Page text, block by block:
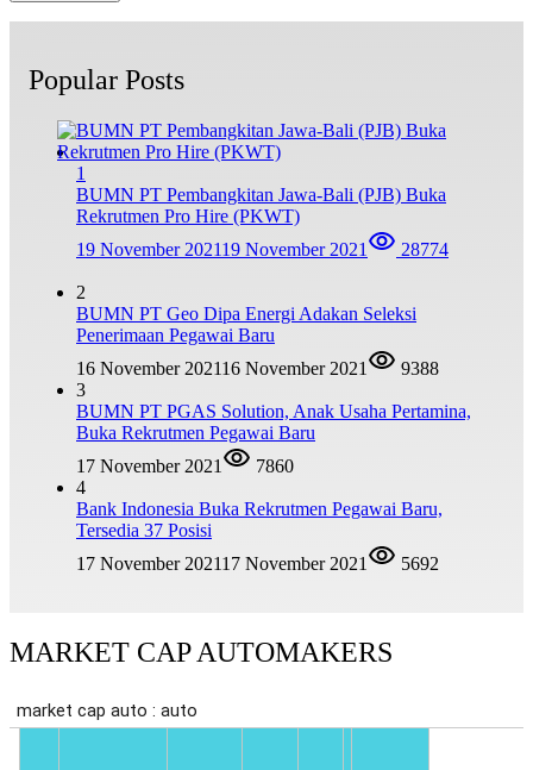
Popular Posts
1
BUMN PT Pembangkitan Jawa-Bali (PJB) Buka
Rekrutmen Pro Hire (PKWT)
19 November 202119 November 2021 28774
2
BUMN PT Geo Dipa Energi Adakan Seleksi
Penerimaan Pegawai Baru
16 November 202116 November 2021
9388
3
BUMN PT PGAS Solution, Anak Usaha Pertamina,
Buka Rekrutmen Pegawai Baru
17 November 2021
7860
4
Bank Indonesia Buka Rekrutmen Pegawai Baru,
Tersedia 37 Posisi
17 November 202117 November 2021 5692
MARKET CAP AUTOMAKERS